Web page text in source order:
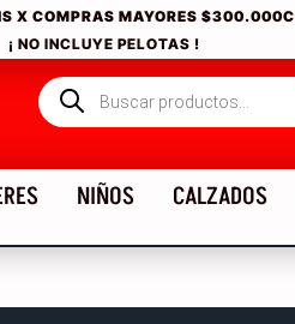
X COMPRAS MAYORES
¡ NO INCLUYE PELOTAS !
NIÑOS CALZADOS